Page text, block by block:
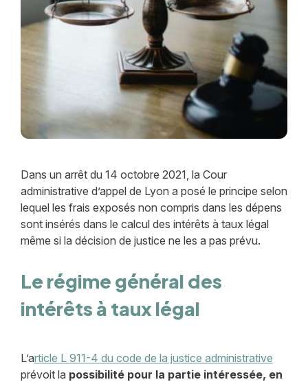
Dans un arrêt du 14 octobre 2021, la Cour
administrative d’appel de Lyon a posé le principe selon
lequel les frais exposés non compris dans les dépens
sont insérés dans le calcul des intérêts à taux légal
même si la décision de justice ne les a pas prévu.
Le régime général des
intérêts à taux légal
L’article L 911-4 du code de la justice administrative
prévoit la possibilité pour la partie intéressée, en